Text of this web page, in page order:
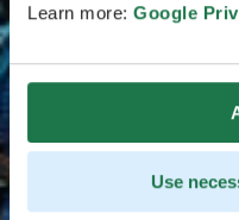
Learn more: Google
Use